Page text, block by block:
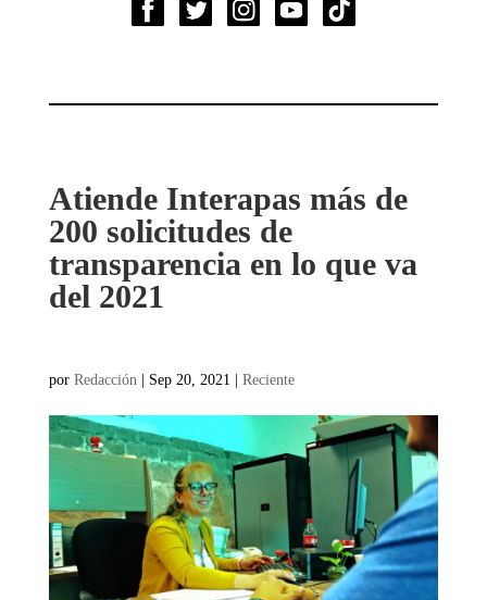
Atiende Interapas más de
200 solicitudes de
transparencia en lo que va
del 2021
por Redacción | Sep 20, 2021 | Reciente